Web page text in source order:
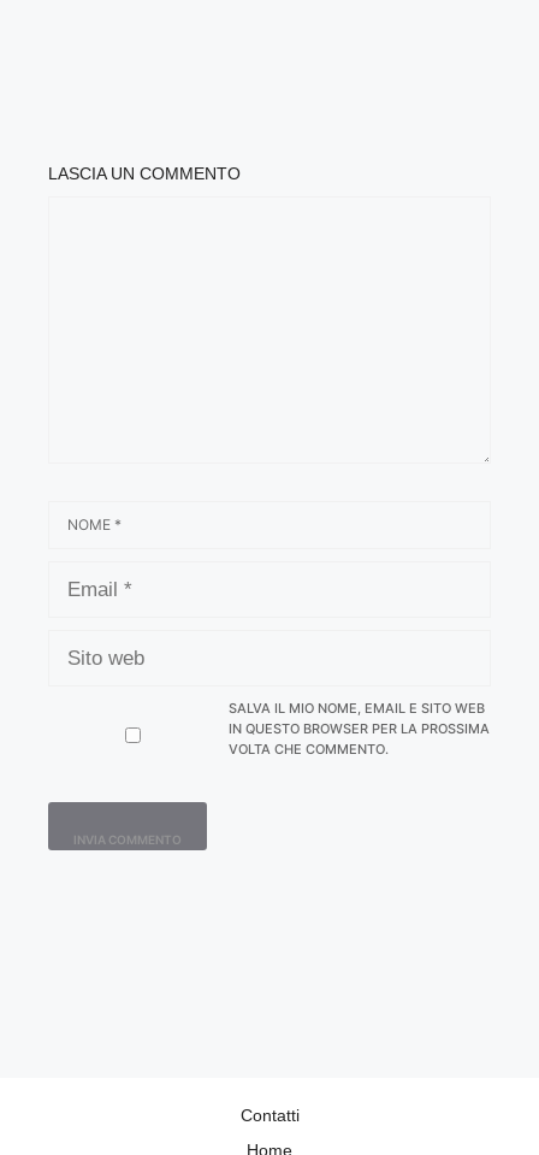
LASCIA UN COMMENTO
WEB
SALVA IL MIO NOME, EMAIL E SITO WEB
IN QUESTO BROWSER PER LA PROSSIMA
VOLTA CHE COMMENTO.
Contatti
Home